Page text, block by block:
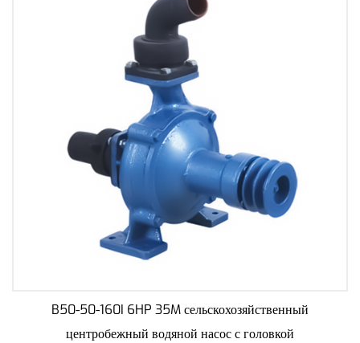
B50-50-160I 6HP 35M сельскохозяйственный
центробежный водяной насос с головкой